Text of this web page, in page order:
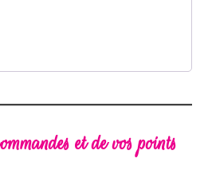
et de vos points